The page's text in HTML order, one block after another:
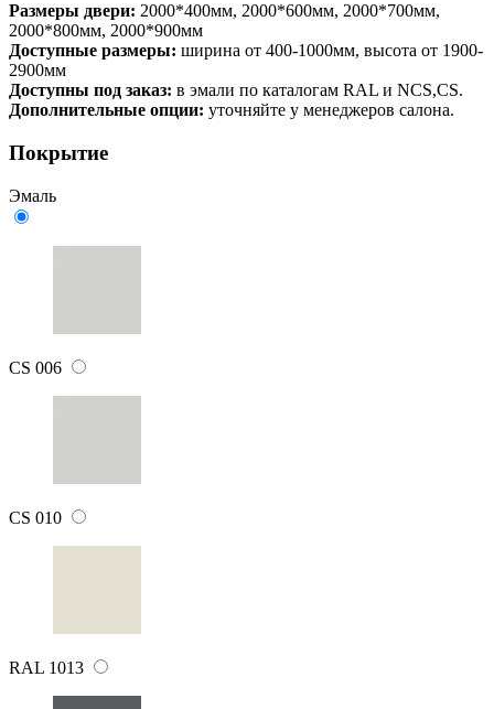
Размеры двери: 2000*400мм, 2000*600мм, 2000*700мм,
2000*800мм, 2000*900мм
Доступные размеры: ширина от 400-1000мм, высота от 1900-
2900мм
Доступны под заказ: в эмали по каталогам RAL и NCS,CS.
Дополнительные опции: уточняйте у менеджеров салона.
Покрытие
Эмаль
CS 006
CS 010
RAL 1013